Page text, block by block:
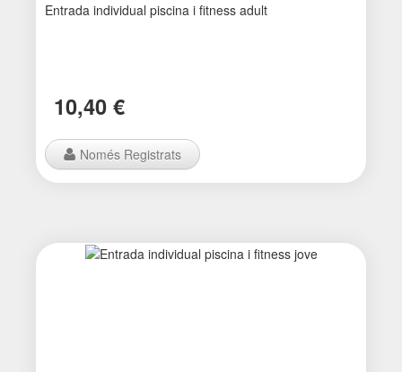
Entrada individual piscina i fitness adult
10,40 €
Només Registrats